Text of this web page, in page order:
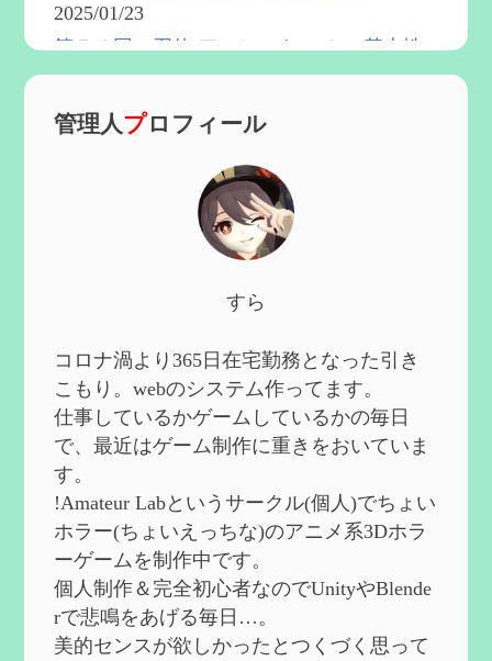
2025/01/23
第５４回 召使(アルレッキーノ)の基本性
第６０回 炎神マーヴィカの性能、探索に
第５９回 アチーブメント「対決者・２」
を作成
第５８回 集敵以外のすべてを持ってしま
ったサポーターシロネンの解説【2凸ま
2024/09/02
第５７回 アチーブメント「対決者・１」
を手に入れたい
を作成
2024/09/02
第５６回 ムアラニの簡易解説と使用感な
ど【0~1凸】
2024/08/11
第５５回 【無凸無モチ】エミリエを使っ
てみた感想を作成
2024/06/26
第４９回 フリーナの簡易性能紹介とテン
ションについての検証を更新
管理人プロフィール
すら
コロナ渦より365日在宅勤務となった引き
こもり。webのシステム作ってます。
仕事しているかゲームしているかの毎日
で、最近はゲーム制作に重きをおいていま
す。
!Amateur Labというサークル(個人)でちょい
ホラー(ちょいえっちな)のアニメ系3Dホラ
ーゲームを制作中です。
個人制作＆完全初心者なのでUnityやBlende
rで悲鳴をあげる毎日…。
美的センスが欲しかったとつくづく思って